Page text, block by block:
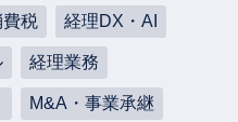
費税 経理DX・AI
経理業務
M&A・事業承継